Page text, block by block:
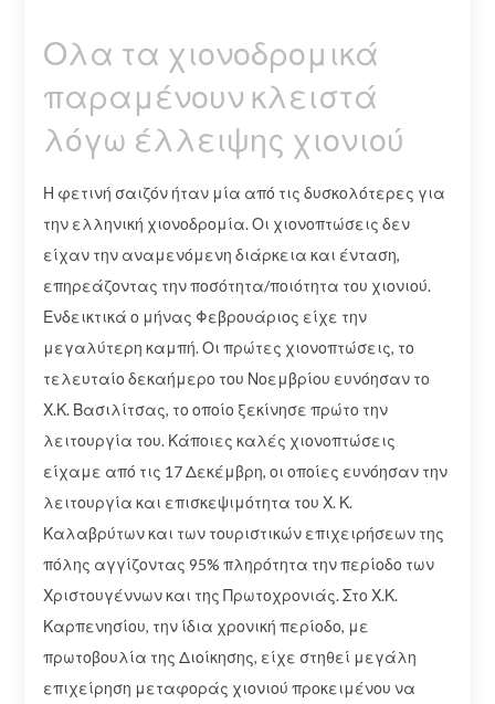
Ολα τα χιονοδρομικά
παραμένουν κλειστά
λόγω έλλειψης χιονιού
Η φετινή σαιζόν ήταν μία από τις δυσκολότερες για
την ελληνική χιονοδρομία. Οι χιονοπτώσεις δεν
είχαν την αναμενόμενη διάρκεια και ένταση,
επηρεάζοντας την ποσότητα/ποιότητα του χιονιού.
Ενδεικτικά ο μήνας Φεβρουάριος είχε την
μεγαλύτερη καμπή. Οι πρώτες χιονοπτώσεις, το
τελευταίο δεκαήμερο του Νοεμβρίου ευνόησαν το
Χ.Κ. Βασιλίτσας, το οποίο ξεκίνησε πρώτο την
λειτουργία του. Κάποιες καλές χιονοπτώσεις
είχαμε από τις 17 Δεκέμβρη, οι οποίες ευνόησαν την
λειτουργία και επισκεψιμότητα του Χ. Κ.
Καλαβρύτων και των τουριστικών επιχειρήσεων της
πόλης αγγίζοντας 95% πληρότητα την περίοδο των
Χριστουγέννων και της Πρωτοχρονιάς. Στο Χ.Κ.
Καρπενησίου, την ίδια χρονική περίοδο, με
πρωτοβουλία της Διοίκησης, είχε στηθεί μεγάλη
επιχείρηση μεταφοράς χιονιού προκειμένου να